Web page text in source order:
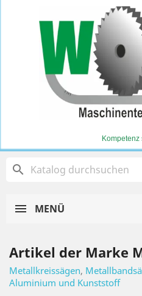
Kompetenz
search
MENÜ
Artikel der Marke
Metallkreissägen,
Aluminium und Kunststoff